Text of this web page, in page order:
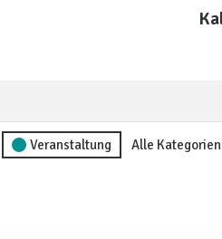
Veranstaltung Alle Kategorien